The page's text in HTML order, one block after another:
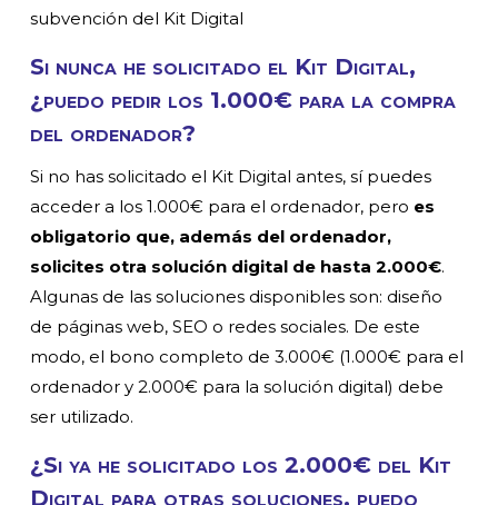
subvención del Kit Digital
Si nunca he solicitado el Kit Digital,
¿puedo pedir los 1.000€ para la compra
del ordenador?
Si no has solicitado el Kit Digital antes, sí puedes
acceder a los 1.000€ para el ordenador, pero es
obligatorio que, además del ordenador,
solicites otra solución digital de hasta 2.000€.
Algunas de las soluciones disponibles son: diseño
de páginas web, SEO o redes sociales. De este
modo, el bono completo de 3.000€ (1.000€ para el
ordenador y 2.000€ para la solución digital) debe
ser utilizado.
¿Si ya he solicitado los 2.000€ del Kit
Digital para otras soluciones, puedo